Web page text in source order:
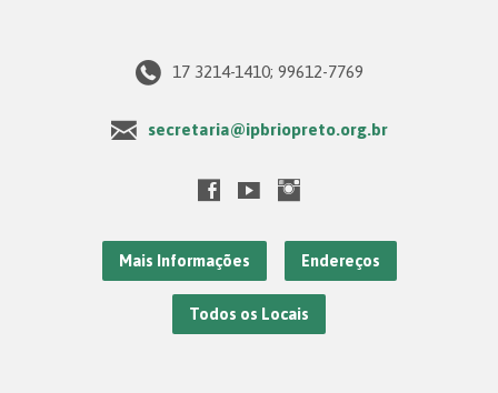
17 3214-1410; 99612-7769
secretaria@ipbriopreto.org.br
Mais Informações Endereços
Todos os Locais